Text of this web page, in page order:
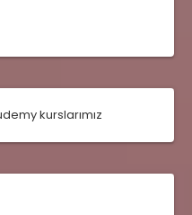
kurslarımız